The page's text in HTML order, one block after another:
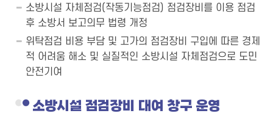
소방시설 자체점검(작동기능점검) 점검장비를 이용 점검
후 소방서 보고의무 법령 개정
위탁점검 비용 부담 및 고가의 점검장비 구입에 따른 경제
적 어려움 해소 및 실질적인 소방시설 자체점검으로 도민
안전기여
소방시설 점검장비 대여 창구 운영